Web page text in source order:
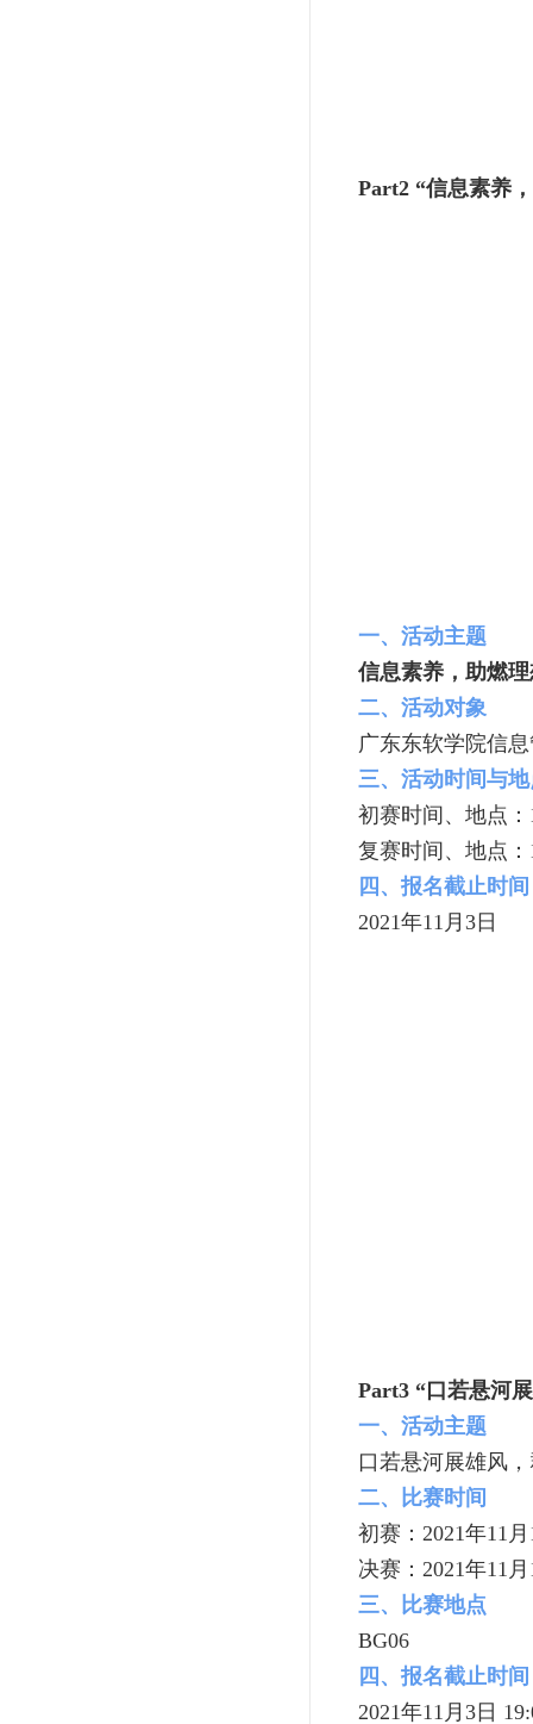
Part2 “信息素养
一、活动主题
信息素养，助燃
二、活动对象
广东东软学院信
三、活动时间与
初赛时间、地点：
复赛时间、地点：
四、报名截止时间
2021年11月3日
Part3 “口若悬河
一、活动主题
口若悬河展雄风
二、比赛时间
初赛：2021年11
决赛：2021年11
三、比赛地点
BG06
四、报名截止时间
2021年11月3日